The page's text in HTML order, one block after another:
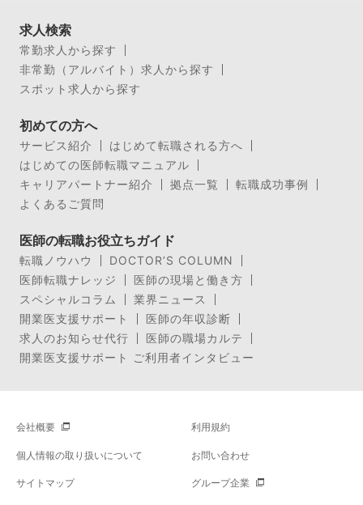
求人検索
常勤求人から探す
非常勤（アルバイト）求人から探す
スポット求人から探す
初めての方へ
サービス紹介
はじめて転職される方へ
はじめての医師転職マニュアル
キャリアパートナー紹介
拠点一覧
転職成功事例
よくあるご質問
医師の転職お役立ちガイド
転職ノウハウ
DOCTOR’S COLUMN
医師転職ナレッジ
医師の現場と働き方
スペシャルコラム
業界ニュース
開業医支援サポート
医師の年収診断
求人のお知らせ代行
医師の職場カルテ
開業医支援サポート ご利用者インタビュー
会社概要 利用規約
個人情報の取り扱いについて お問い合わせ
サイトマップ グループ企業